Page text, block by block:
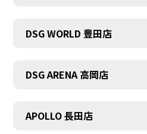
DSG WORLD 豊田店
DSG ARENA 高岡店
APOLLO 長田店